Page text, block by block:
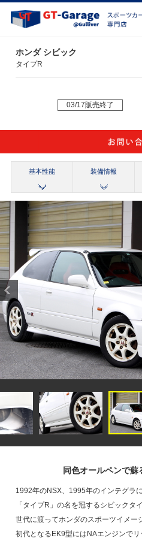
ホンダ シビック
タイプR
03/17販売終了
基本性能 装備情報
同色オールペンで
1992年のNSX、1995年のインテグラ
「タイプR」の名を冠するシビックタ
世代に渡ってホンダのスポーツイメー
初代となるEK9型にはNAエンジンで